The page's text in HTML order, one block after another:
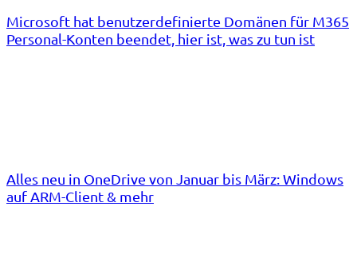
Microsoft hat benutzerdefinierte Domänen für M365
Personal-Konten beendet, hier ist, was zu tun ist
Alles neu in OneDrive von Januar bis März: Windows
auf ARM-Client & mehr